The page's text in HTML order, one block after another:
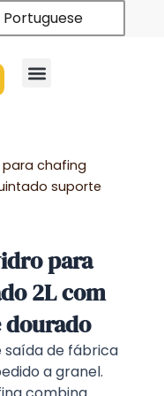
Portuguese
chafing
suporte
para
2L com
saída de fábrica
a granel.